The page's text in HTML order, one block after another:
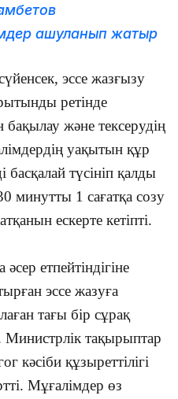
ашуланып жатыр
эссе жазғызу
ретінде
және тексерудің
уақытын құр
түсініп қалды
минутты 1 сағатқа созу
ескерте кетіпті.
етпейтіндігіне
эссе жазуға
тағы бір сұрақ
тақырыптар
кәсіби құзыреттілігі
Мұғалімдер өз